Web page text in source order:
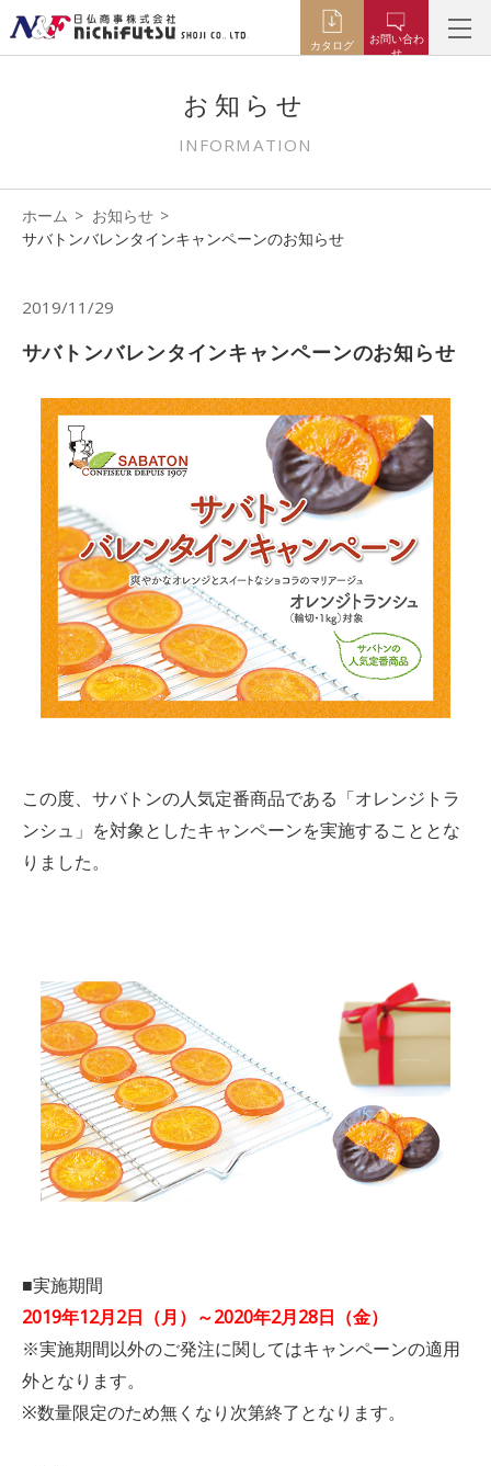
カタログ
お問い合わ
せ
お知らせ
INFORMATION
ホーム
お知らせ
サバトンバレンタインキャンペーンのお知らせ
2019/11/29
サバトンバレンタインキャンペーンのお知らせ
この度、サバトンの人気定番商品である「オレンジトラ
ンシュ」を対象としたキャンペーンを実施することとな
りました。
■実施期間
2019年12月2日（月）～2020年2月28日（金）
※実施期間以外のご発注に関してはキャンペーンの適用
外となります。
※数量限定のため無くなり次第終了となります。